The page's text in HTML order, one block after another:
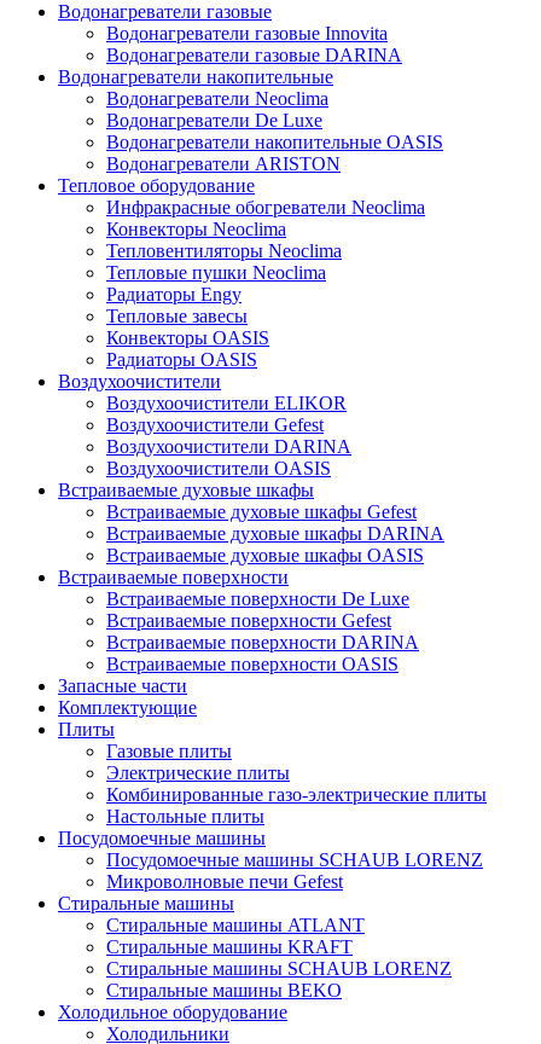
Водонагреватели газовые
Водонагреватели газовые Innovita
Водонагреватели газовые DARINA
Водонагреватели накопительные
Водонагреватели Neoclima
Водонагреватели De Luxe
Водонагреватели накопительные OASIS
Водонагреватели ARISTON
Тепловое оборудование
Инфракрасные обогреватели Neoclima
Конвекторы Neoclima
Тепловентиляторы Neoclima
Тепловые пушки Neoclima
Радиаторы Engy
Тепловые завесы
Конвекторы OASIS
Радиаторы OASIS
Воздухоочистители
Воздухоочистители ELIKOR
Воздухоочистители Gefest
Воздухоочистители DARINA
Воздухоочистители OASIS
Встраиваемые духовые шкафы
Встраиваемые духовые шкафы Gefest
Встраиваемые духовые шкафы DARINA
Встраиваемые духовые шкафы OASIS
Встраиваемые поверхности
Встраиваемые поверхности De Luxe
Встраиваемые поверхности Gefest
Встраиваемые поверхности DARINA
Встраиваемые поверхности OASIS
Запасные части
Комплектующие
Плиты
Газовые плиты
Электрические плиты
Комбинированные газо-электрические плиты
Настольные плиты
Посудомоечные машины
Посудомоечные машины SCHAUB LORENZ
Микроволновые печи Gefest
Стиральные машины
Стиральные машины ATLANT
Стиральные машины KRAFT
Стиральные машины SCHAUB LORENZ
Стиральные машины BEKO
Холодильное оборудование
Холодильники